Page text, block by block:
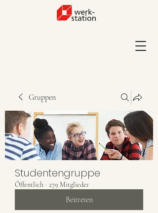
Gruppen
Studentengruppe
Öffentlich · 279 Mitglieder
Beitreten